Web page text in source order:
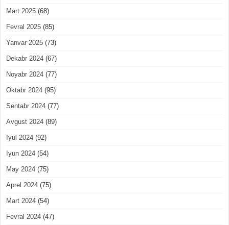
Mart 2025 (68)
Fevral 2025 (85)
Yanvar 2025 (73)
Dekabr 2024 (67)
Noyabr 2024 (77)
Oktabr 2024 (95)
Sentabr 2024 (77)
Avgust 2024 (89)
Iyul 2024 (92)
Iyun 2024 (54)
May 2024 (75)
Aprel 2024 (75)
Mart 2024 (54)
Fevral 2024 (47)